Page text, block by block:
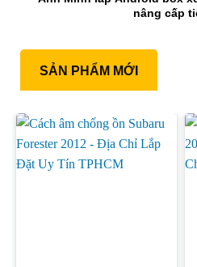
nâng cấp
SẢN PHẨM MỚI